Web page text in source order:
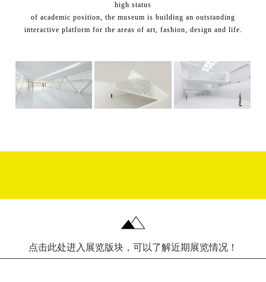
high status
of academic position, the museum is building an outstanding
interactive platform for the areas of art, fashion, design and life.
点击此处进入展览版块，可以了解近期展览情况！